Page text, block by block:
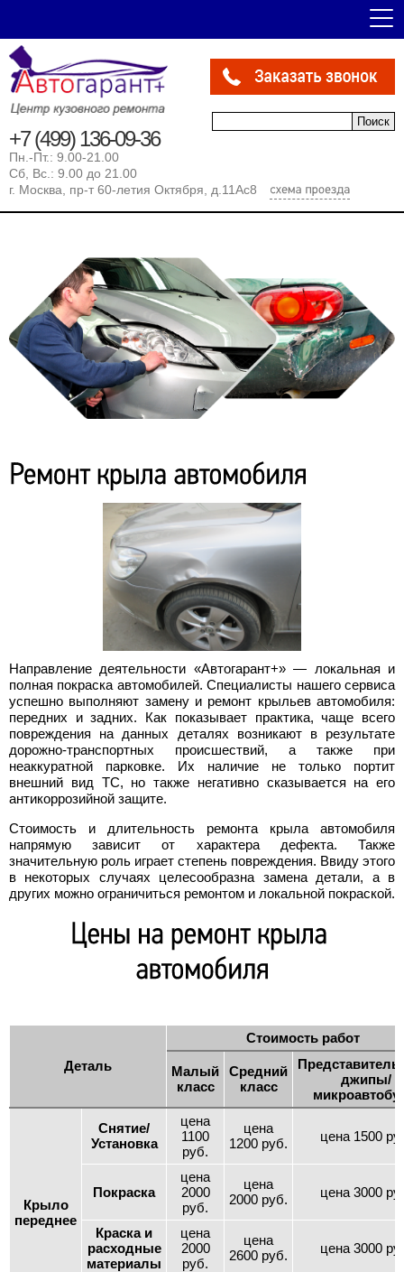
+7 (499) 136-09-36
Пн.-Пт.: 9.00-21.00
Сб, Вс.: 9.00 до 21.00
г. Москва, пр-т 60-летия Октября, д.11Ас8
Форма поиска
Поиск
Направление деятельности «Автогарант+» — локальная и
полная покраска автомобилей. Специалисты нашего сервиса
успешно выполняют замену и ремонт крыльев автомобиля:
передних и задних. Как показывает практика, чаще всего
повреждения на данных деталях возникают в результате
дорожно-транспортных происшествий, а также при
неаккуратной парковке. Их наличие не только портит
внешний вид ТС, но также негативно сказывается на его
антикоррозийной защите.
Стоимость и длительность ремонта крыла автомобиля
напрямую зависит от характера дефекта. Также
значительную роль играет степень повреждения. Ввиду этого
в некоторых случаях целесообразна замена детали, а в
других можно ограничиться ремонтом и локальной покраской.
Деталь
Стоимость работ
Малый
класс
Средний
класс
джипы/
Крыло
переднее
Снятие/
Установка
цена
1100
руб.
цена
1200 руб.
цена 1500
Покраска
цена
2000
руб.
цена
2000 руб.
цена 3000
Краска и
расходные
материалы
цена
2000
руб.
цена
2600 руб.
цена 3000